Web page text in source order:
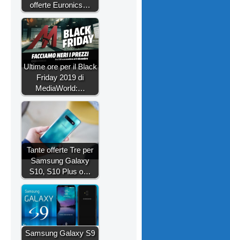
offerte Euronics…
Ultime ore per il Black
Friday 2019 di
MediaWorld:…
Tante offerte Tre per
Samsung Galaxy
S10, S10 Plus o…
Samsung Galaxy S9